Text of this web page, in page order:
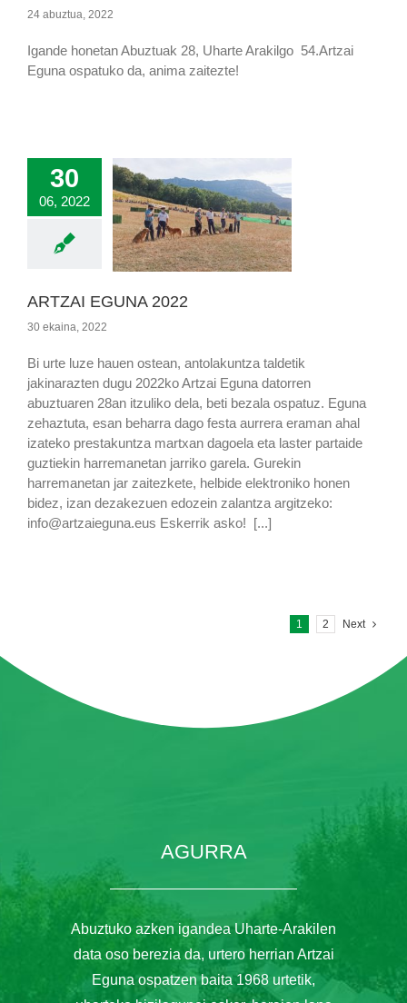
24 abuztua, 2022
Igande honetan Abuztuak 28, Uharte Arakilgo 54.Artzai
Eguna ospatuko da, anima zaitezte!
30
06, 2022
ARTZAI EGUNA 2022
30 ekaina, 2022
Bi urte luze hauen ostean, antolakuntza taldetik
jakinarazten dugu 2022ko Artzai Eguna datorren
abuztuaren 28an itzuliko dela, beti bezala ospatuz. Eguna
zehaztuta, esan beharra dago festa aurrera eraman ahal
izateko prestakuntza martxan dagoela eta laster partaide
guztiekin harremanetan jarriko garela. Gurekin
harremanetan jar zaitezkete, helbide elektroniko honen
bidez, izan dezakezuen edozein zalantza argitzeko:
info@artzaieguna.eus Eskerrik asko! [...]
1 2 Next
AGURRA
Abuztuko azken igandea Uharte-Arakilen
data oso berezia da, urtero herrian Artzai
Eguna ospatzen baita 1968 urtetik,